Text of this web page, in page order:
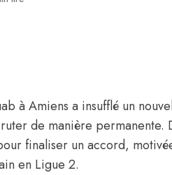
à Amiens a insufflé un
de manière permanente.
finaliser un accord,
en Ligue 2.